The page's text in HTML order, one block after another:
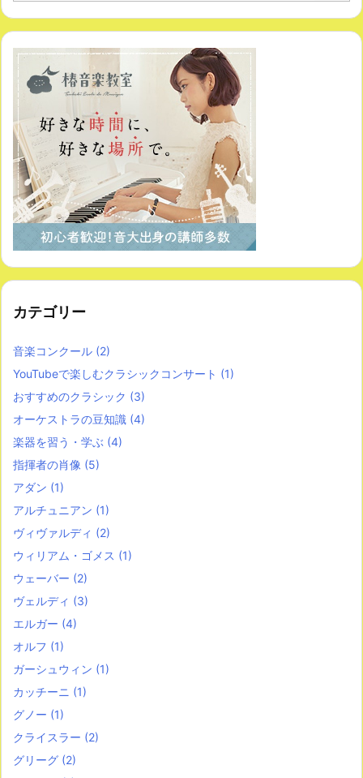
カテゴリー
音楽コンクール (2)
YouTubeで楽しむクラシックコンサート (1)
おすすめのクラシック (3)
オーケストラの豆知識 (4)
楽器を習う・学ぶ (4)
指揮者の肖像 (5)
アダン (1)
アルチュニアン (1)
ヴィヴァルディ (2)
ウィリアム・ゴメス (1)
ウェーバー (2)
ヴェルディ (3)
エルガー (4)
オルフ (1)
ガーシュウィン (1)
カッチーニ (1)
グノー (1)
クライスラー (2)
グリーグ (2)